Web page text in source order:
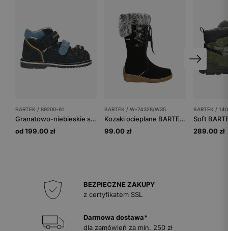
BARTEK / 89200-61
Granatowo-niebieskie sandały profilaktyczne z obcasem Thomasa BARTEK 89200-61
od 199.00 zł
BARTEK / W-74328/W35
Kozaki ocieplane BARTEK W-74328/W35, dla dziewcząt, czarny
99.00 zł
BARTEK /
289.00 zł
BEZPIECZNE ZAKUPY
z certyfikatem SSL
Darmowa dostawa*
dla zamówień za min. 250 zł